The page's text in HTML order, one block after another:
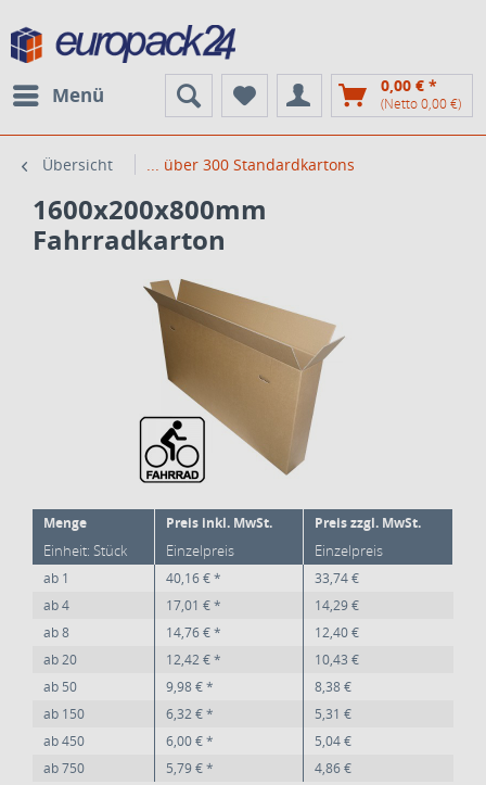
Menü 0,00 € *
(Netto 0,00 €)
Übersicht ... über 300 Standardkartons
1600x200x800mm
Fahrradkarton
Menge Preis inkl. MwSt. Preis zzgl. MwSt.
Einheit: Stück Einzelpreis Einzelpreis
ab 1 40,16 € *
33,74 €
ab4 17,01 € *
14,29 €
ab8 14,76 € *
12,40 €
ab20 12,42 € *
10,43 €
ab 50 9,98 € *
8,38 €
ab 150 6,32 € *
5,31 €
ab450 6,00 € *
5,04 €
ab750 5,79 € *
4,86 €